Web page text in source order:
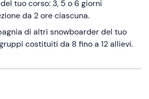
tuo corso: 3, 5 o 6 giorni
da 2 ore ciascuna.
di altri snowboarder del tuo
costituiti da 8 fino a 12 allievi.